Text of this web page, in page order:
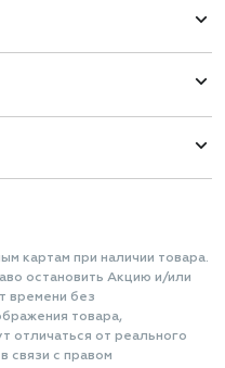
картам при наличии товара.
остановить Акцию и/или
времени без
товара,
отличаться от реального
связи с правом